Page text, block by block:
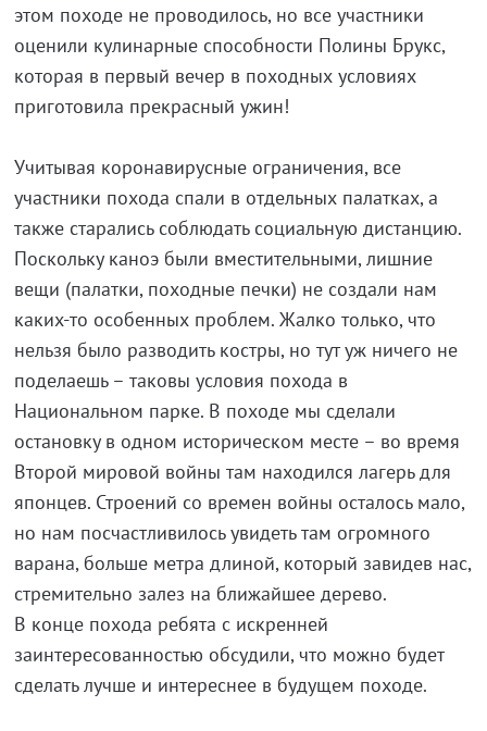
этом походе не проводилось, но все участники
оценили кулинарные способности Полины Брукс,
которая в первый вечер в походных условиях
приготовила прекрасный ужин!
Учитывая коронавирусные ограничения, все
участники похода спали в отдельных палатках, а
также старались соблюдать социальную дистанцию.
Поскольку каноэ были вместительными, лишние
вещи (палатки, походные печки) не создали нам
каких-то особенных проблем. Жалко только, что
нельзя было разводить костры, но тут уж ничего не
поделаешь – таковы условия похода в
Национальном парке. В походе мы сделали
остановку в одном историческом месте – во время
Второй мировой войны там находился лагерь для
японцев. Строений со времен войны осталось мало,
но нам посчастливилось увидеть там огромного
варана, больше метра длиной, который завидев нас,
стремительно залез на ближайшее дерево.
В конце похода ребята с искренней
заинтересованностью обсудили, что можно будет
сделать лучше и интереснее в будущем походе.